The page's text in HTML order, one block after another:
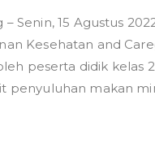
Senin, 15 Agustus
Kesehatan and
peserta didik kelas
penyuluhan makan